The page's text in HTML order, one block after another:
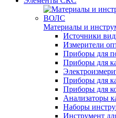
Материалы и
Источники
Измерители
Приборы для
Приборы для
Приборы для
Приборы для
Анализаторы
Наборы
Инструмент